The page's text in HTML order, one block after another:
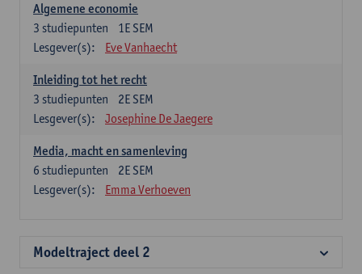
Algemene economie
1E SEM
3 studiepunten
Lesgever(s):
Eve Vanhaecht
Inleiding tot het recht
2E SEM
3 studiepunten
Lesgever(s):
Josephine De Jaegere
Media, macht en samenleving
2E SEM
6 studiepunten
Lesgever(s):
Emma Verhoeven
Modeltraject deel 2